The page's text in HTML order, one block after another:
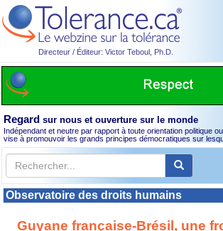
Directeur / Éditeur: Victor Teboul, Ph.D.
Regard sur nous et ouverture sur le monde
Indépendant et neutre par rapport à toute orientation politique
vise à promouvoir les grands principes démocratiques sur
Observatoire des droits humains
Guyane française-Brésil, une